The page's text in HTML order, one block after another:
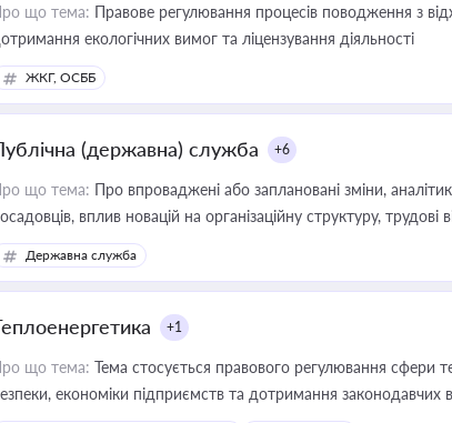
що тема: Правове регулювання процесів поводження з
екологічних вимог та ліцензування діяльності
ЖКГ, ОСББ
(державна) служба +6
що тема: Про впроваджені або заплановані зміни,
вплив новацій на організаційну структуру,
Державна служба
+1
що тема: Тема стосується правового регулювання сфери
економіки підприємств та дотримання законодавчих